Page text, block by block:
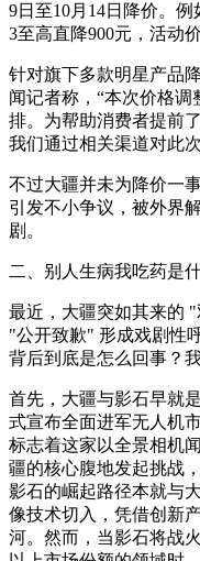
9日至10月14日降价。
3至高直降900元，活动价
针对旗下多款明星产品
闻记者称，“本次价格调
排。为帮助消费者提前
我们通过相关渠道对此
不过大疆并未为降价一
引发不小争议，被外界
剧。
二、别人生病我吃药是
最近，大疆突如其来的
"公开致歉" 形成戏剧性
背后到底是怎么回事？
首先，大疆与影石早就
式宣布全面进军无人机
标志着这家以全景相机
疆的核心腹地发起挑战
影石的崛起路径本就与
像技术切入，凭借创新
河。然而，当影石将战